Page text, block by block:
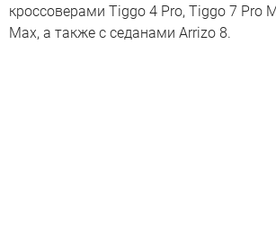
кроссоверами Tiggo 4 Pro, Tiggo 7 Pro
Max, а также с седанами Arrizo 8.